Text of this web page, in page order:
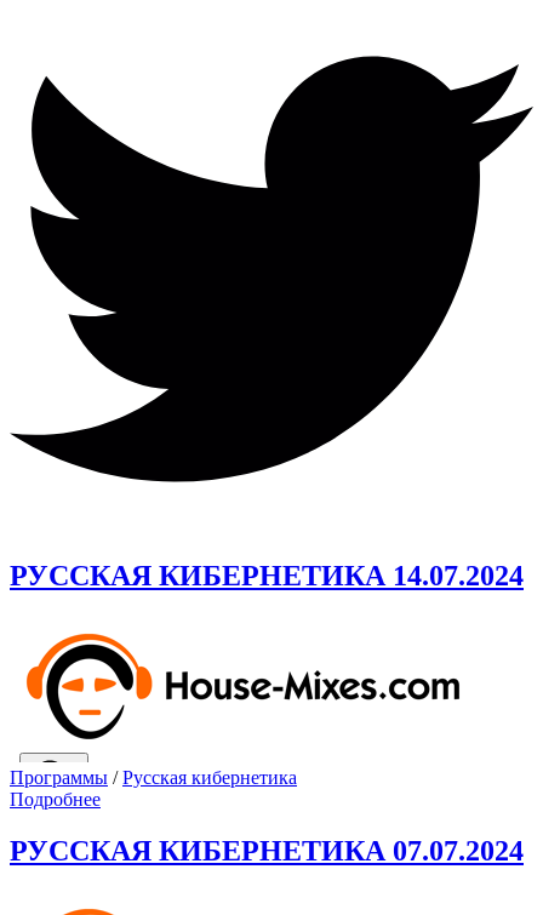
РУССКАЯ КИБЕРНЕТИКА 14.07.2024
Программы /Русская кибернетика
Подробнее
РУССКАЯ КИБЕРНЕТИКА 07.07.2024